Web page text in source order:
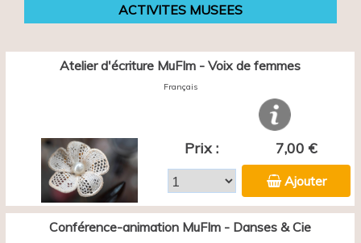
ACTIVITES MUSEES
Atelier d'écriture MuFIm - Voix de femmes
Français
Prix : 7,00 €
Ajouter
Conférence-animation MuFIm - Danses & Cie